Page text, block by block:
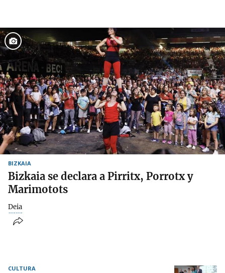
BIZKAIA
Bizkaia se declara a Pirritx, Porrotx y
Marimotots
Deia
CULTURA